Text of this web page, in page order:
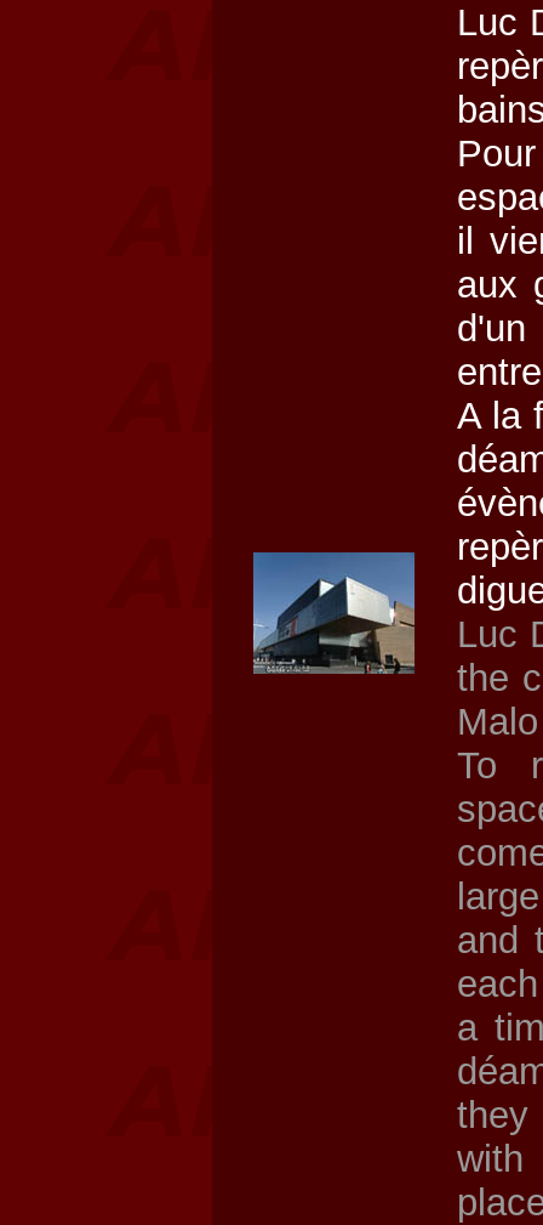
Luc
il
aux
d'un
A la
Luc
the
To
and
a
they
with